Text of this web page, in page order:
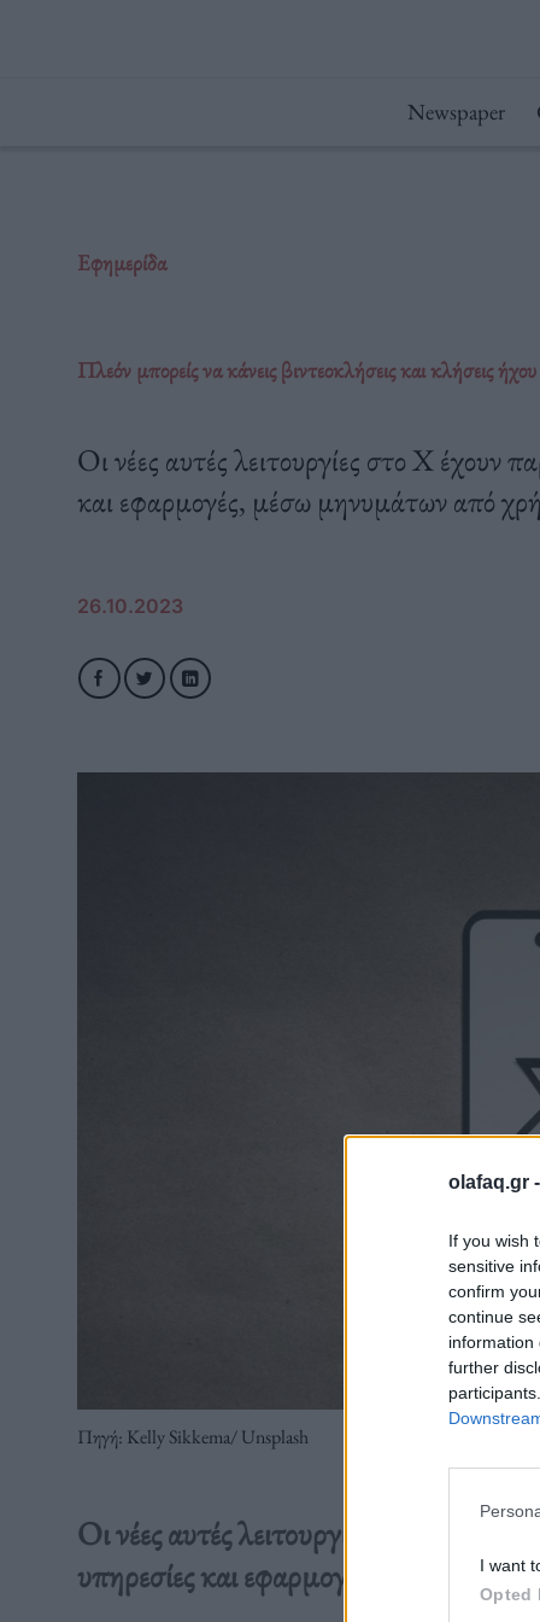
olafaq.gr -
If you wish
sensitive
confirm
continue
information
further
I want
Opted
Newspaper
Εφημερίδα
Πλεόν μπορείς να κάνεις βιντεοκλήσεις και κλήσεις
Οι νέες αυτές λειτουργίες στο X έχουν
και εφαρμογές, μέσω μηνυμάτων από
26.10.2023
Πηγή: Kelly Sikkema/ Unsplash
Οι νέες αυτές λειτουργίες στο X έχουν
υπηρεσίες και εφαρμογές, μέσω